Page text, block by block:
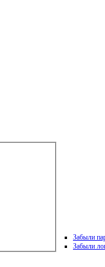
Забыли
Забыли